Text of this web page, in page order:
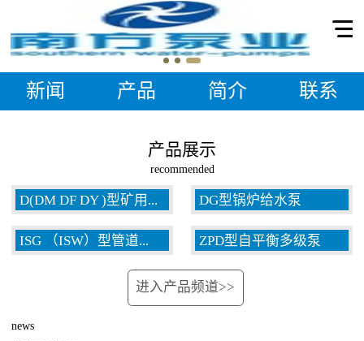
新闻 产品 简介 联系
产品展示
recommended
D(DM DF DY )型矿用... DG型锅炉给水泵
ISG （ISW）型管道... ZPD型自平衡多级泵
进入产品频道>>
news